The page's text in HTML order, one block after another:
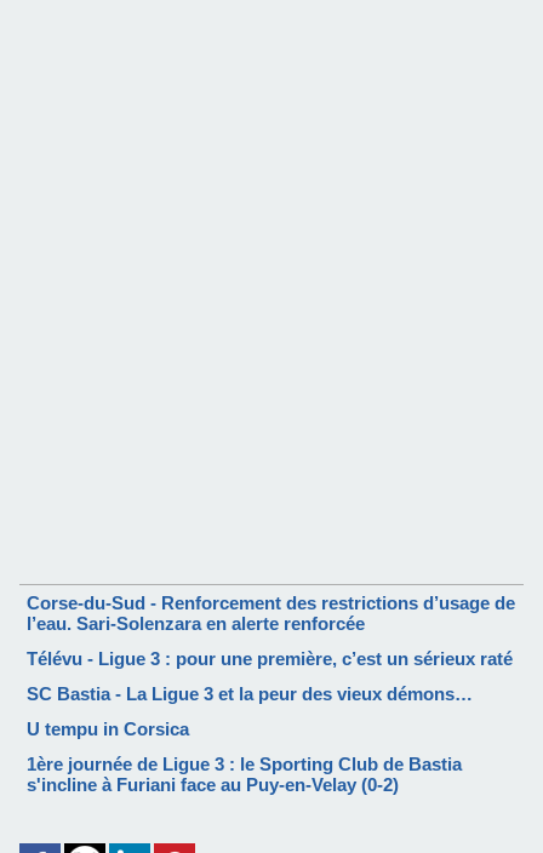
Corse-du-Sud - Renforcement des restrictions d’usage de
l’eau. Sari-Solenzara en alerte renforcée
Télévu - Ligue 3 : pour une première, c’est un sérieux raté
SC Bastia - La Ligue 3 et la peur des vieux démons…
U tempu in Corsica
1ère journée de Ligue 3 : le Sporting Club de Bastia
s'incline à Furiani face au Puy-en-Velay (0-2)